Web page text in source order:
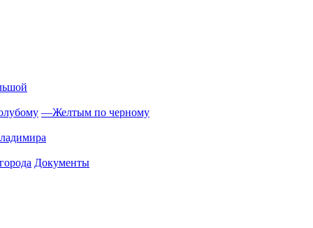
—Желтым по черному
Документы